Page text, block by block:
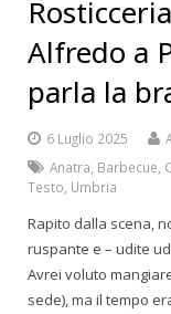
Alfredo a
parla la
6 Luglio 2025
Anatra Barbecue
Testo Umbria
Rapito dalla scena,
ruspante e – udite
Avrei voluto
sede), ma il tempo